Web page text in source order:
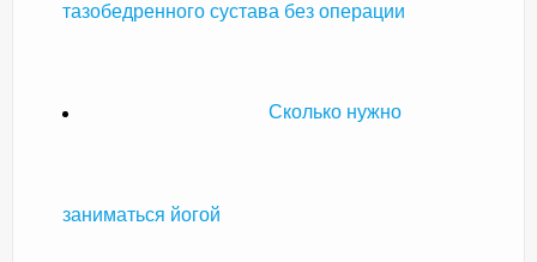
тазобедренного сустава без операции
Сколько нужно
заниматься йогой